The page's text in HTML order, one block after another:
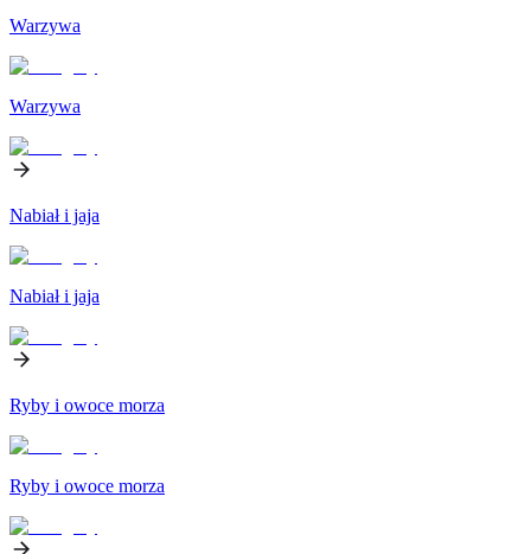
Warzywa
Warzywa
Nabiał i jaja
Nabiał i jaja
Ryby i owoce morza
Ryby i owoce morza